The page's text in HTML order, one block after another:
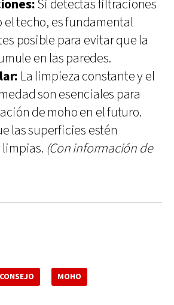
Si detectas filtraciones
el techo, es fundamental
posible para evitar que la
en las paredes.
La limpieza constante y el
son esenciales para
de moho en el futuro.
las superficies estén
limpias. (Con información de
CONSEJO MOHO